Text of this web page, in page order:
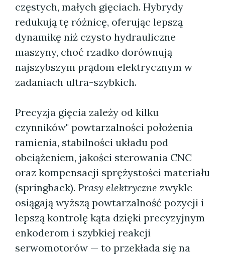
częstych, małych gięciach. Hybrydy
redukują tę różnicę, oferując lepszą
dynamikę niż czysto hydrauliczne
maszyny, choć rzadko dorównują
najszybszym prądom elektrycznym w
zadaniach ultra-szybkich.
Precyzja gięcia zależy od kilku
czynników" powtarzalności położenia
ramienia, stabilności układu pod
obciążeniem, jakości sterowania CNC
oraz kompensacji sprężystości materiału
(springback). Prasy elektryczne zwykle
osiągają wyższą powtarzalność pozycji i
lepszą kontrolę kąta dzięki precyzyjnym
enkoderom i szybkiej reakcji
serwomotorów — to przekłada się na